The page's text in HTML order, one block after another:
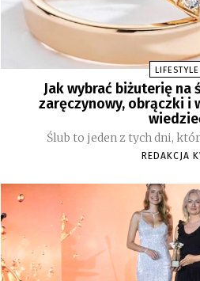
LIFESTYLE
Jak wybrać biżuterię na
zaręczynowy, obrączki i
Ślub to jeden z tych dni,
REDAKCJA